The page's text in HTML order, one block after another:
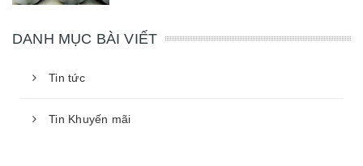
DANH MỤC BÀI VIẾT
Tin tức
Tin Khuyến mãi